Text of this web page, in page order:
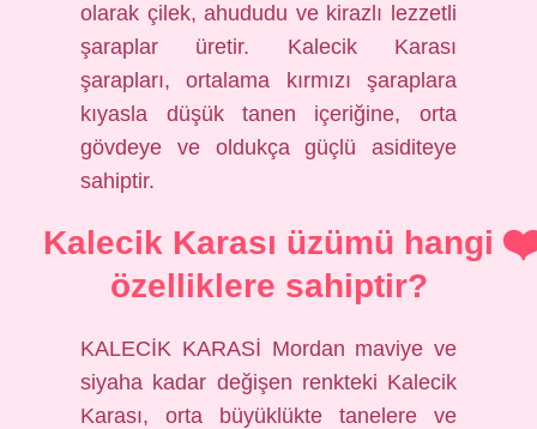
olarak çilek, ahududu ve kirazlı lezzetli
şaraplar üretir. Kalecik Karası
şarapları, ortalama kırmızı şaraplara
kıyasla düşük tanen içeriğine, orta
gövdeye ve oldukça güçlü asiditeye
sahiptir.
Kalecik Karası üzümü hangi
özelliklere sahiptir?
KALECİK KARASİ Mordan maviye ve
siyaha kadar değişen renkteki Kalecik
Karası, orta büyüklükte tanelere ve